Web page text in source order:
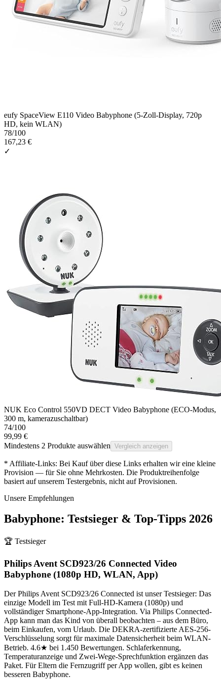
eufy SpaceView E110 Video Babyphone (5-Zoll-Display, 720p
HD, kein WLAN)
78/100
167,23 €
✓
NUK Eco Control 550VD DECT Video Babyphone (ECO-Modus,
300 m, kamerazuschaltbar)
74/100
99,99 €
Mindestens 2 Produkte auswählen Vergleich anzeigen
* Affiliate-Links: Bei Kauf über diese Links erhalten wir eine kleine
Provision — für Sie ohne Mehrkosten. Die Produktreihenfolge
basiert auf unserem Testergebnis, nicht auf Provisionen.
Unsere Empfehlungen
Babyphone: Testsieger & Top-Tipps 2026
🏆 Testsieger
Philips Avent SCD923/26 Connected Video
Babyphone (1080p HD, WLAN, App)
Der Philips Avent SCD923/26 Connected ist unser Testsieger: Das
einzige Modell im Test mit Full-HD-Kamera (1080p) und
vollständiger Smartphone-App-Integration. Via Philips Connected-
App kann man das Kind von überall beobachten – aus dem Büro,
beim Einkaufen, vom Urlaub. Die DEKRA-zertifizierte AES-256-
Verschlüsselung sorgt für maximale Datensicherheit beim WLAN-
Betrieb. 4.6★ bei 1.450 Bewertungen. Schlaferkennung,
Temperaturanzeige und Zwei-Wege-Sprechfunktion ergänzen das
Paket. Für Eltern die Fernzugriff per App wollen, gibt es keinen
besseren Babyphone.